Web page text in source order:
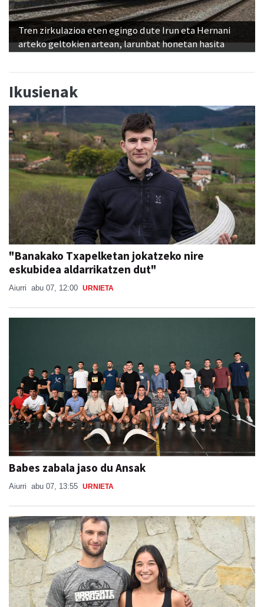
Tren zirkulazioa eten egingo dute Irun eta Hernani
arteko geltokien artean, larunbat honetan hasita
Ikusienak
"Banakako Txapelketan jokatzeko nire
eskubidea aldarrikatzen dut"
Aiurri abu 07, 12:00 URNIETA
Babes zabala jaso du Ansak
Aiurri abu 07, 13:55 URNIETA